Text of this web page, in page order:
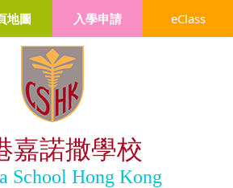
嘉諾撒學校
School Hong Kong
地圖 入學申請 eClass